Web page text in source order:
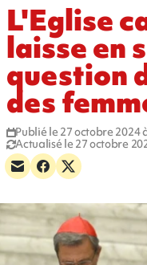
L'Eglise
laisse en
question
des
Publié le 27 octobre 2024
Actualisé le 27 octobre